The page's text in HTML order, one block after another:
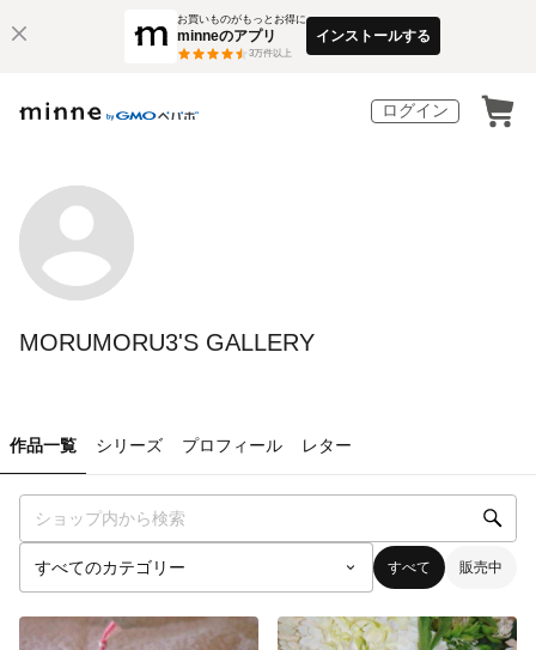
お買いものがもっとお得に
minneのアプリ
3万件以上
インストールする
ログイン
MORUMORU3'S GALLERY
作品一覧 シリーズ プロフィール レター
すべて 販売中